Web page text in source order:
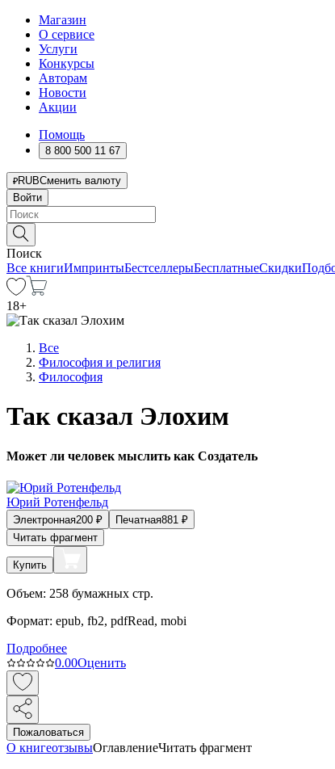
Магазин
О сервисе
Услуги
Конкурсы
Авторам
Новости
Акции
Помощь
8 800 500 11 67
RUBСменить валюту
Войти
Поиск
Все книгиИмпринтыБестселлерыБесплатныеСкидки
18+
Все
Философия и религия
Философия
Так сказал Элохим
Может ли человек мыслить как Создатель
Юрий Ротенфельд
Электронная200 ₽ Печатная881 ₽
Читать фрагмент
Купить
Объем: 258 бумажных стр.
Формат: epub, fb2, pdfRead, mobi
Подробнее
0.00Оценить
Пожаловаться
О книгеотзывыОглавлениеЧитать фрагмент